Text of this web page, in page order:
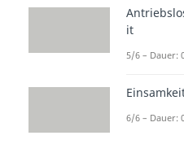
und
gezielt
Wenn
begibst,
it
5/6 – Dauer:
6/6 – Dauer: